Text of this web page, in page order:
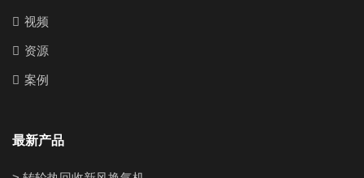
视频
资源
案例
最新产品